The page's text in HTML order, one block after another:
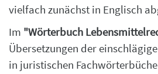
vielfach zunächst in Englisch
Im "Wörterbuch
Übersetzungen der
in juristischen